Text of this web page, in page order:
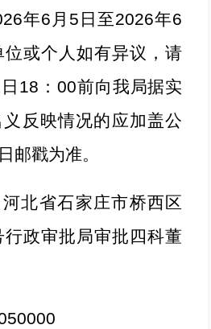
年6月5日至2026年6
位或个人如有异议，请
18：00前向我局据实
反映情况的应加盖公
邮戳为准。
北省石家庄市桥西区
行政审批局审批四科董